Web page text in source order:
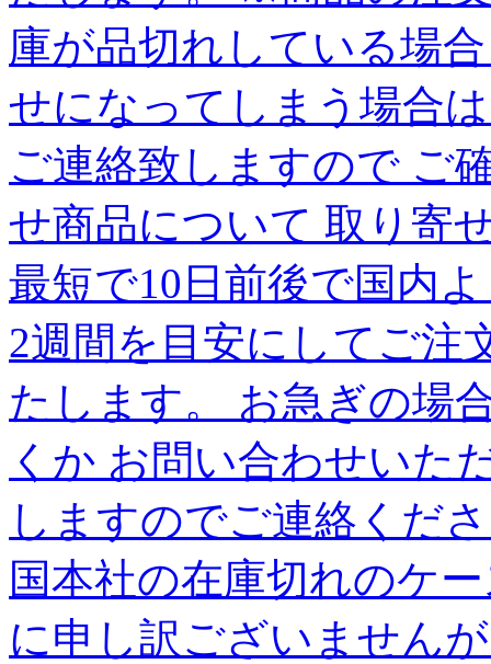
庫が品切れしている場
せになってしまう場合
ご連絡致しますので ご
せ商品について 取り寄
最短で10日前後で国内
2週間を目安にしてご注
たします。 お急ぎの場
くか お問い合わせいた
しますのでご連絡くだ
国本社の在庫切れのケ
に申し訳ございません